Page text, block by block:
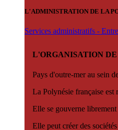
L'ADMINISTRATION DE LA
Services administratifs -
L'ORGANISATION
Pays d'outre-mer au sein
La Polynésie française est
Elle se gouverne
Elle peut créer des